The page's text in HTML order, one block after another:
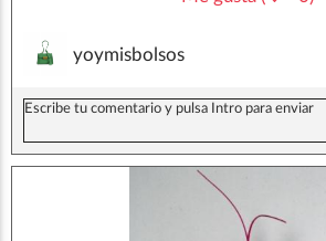
yoymisbolsos